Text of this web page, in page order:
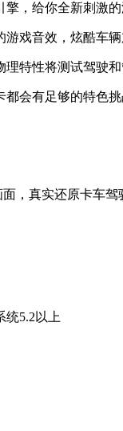
，给你全新刺激的
戏音效，炫酷车辆
特性将测试驾驶和
会有足够的特色挑
，真实还原卡车
统5.2以上